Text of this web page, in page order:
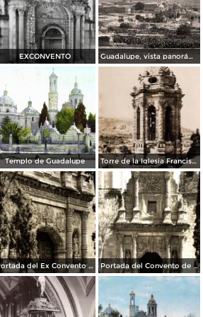
EXCONVENTO Guadalupe, vista panorámica
Templo de Guadalupe Torre de la Iglesia Franciscana
Portada del Ex Convento de Guadalupe Portada del Convento de Guadalupe